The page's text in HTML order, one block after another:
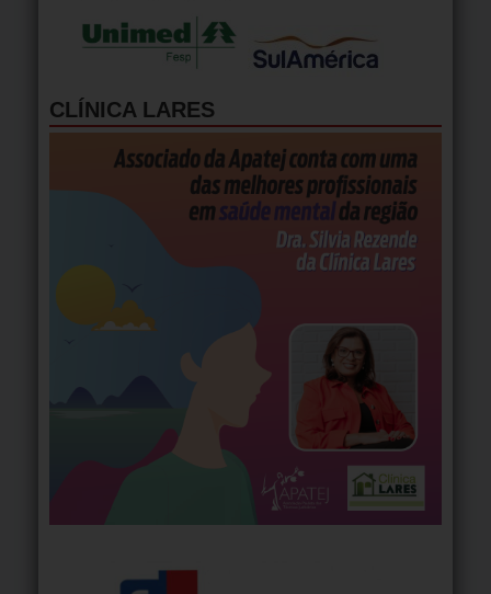
CLÍNICA LARES